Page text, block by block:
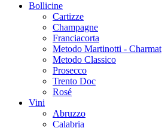
Bollicine
Cartizze
Champagne
Franciacorta
Metodo Martinotti - Charmat
Metodo Classico
Prosecco
Trento Doc
Rosé
Vini
Abruzzo
Calabria